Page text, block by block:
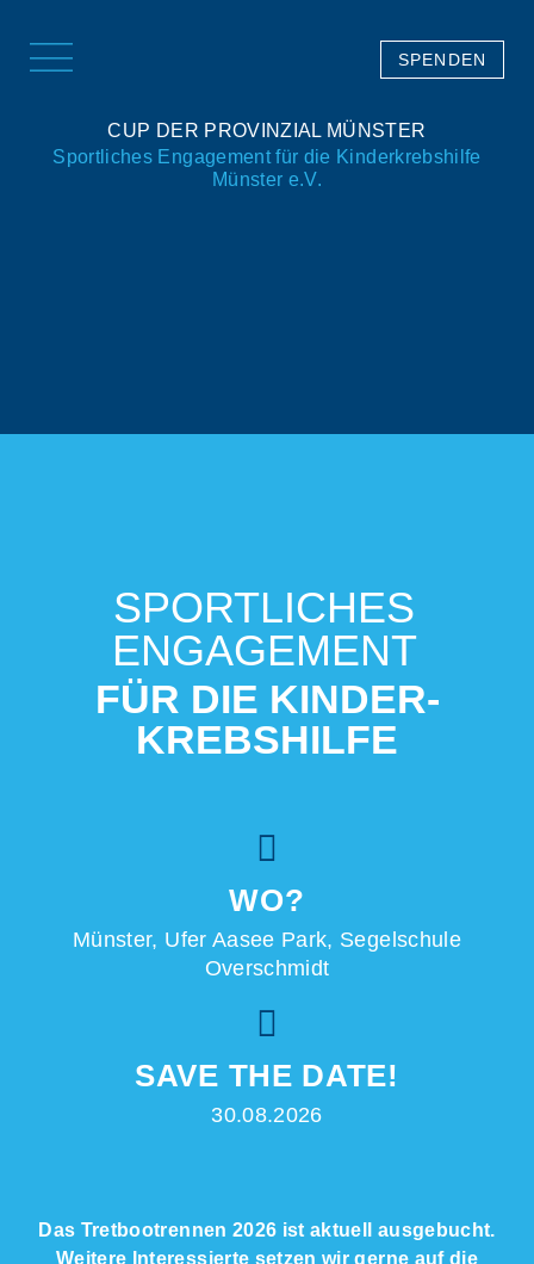
SPENDEN
CUP DER PROVINZIAL MÜNSTER
Sportliches Engagement für die Kinderkrebshilfe
Münster e.V.
SPORTLICHES
ENGAGEMENT
FÜR DIE KINDER-
KREBSHILFE
WO?
Münster, Ufer Aasee Park, Segelschule
Overschmidt
SAVE THE DATE!
30.08.2026
Das Tretbootrennen 2026 ist aktuell ausgebucht.
Weitere Interessierte setzen wir gerne auf die